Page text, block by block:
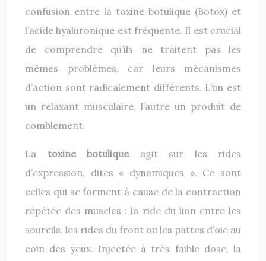
confusion entre la toxine botulique (Botox) et
l’acide hyaluronique est fréquente. Il est crucial
de comprendre qu’ils ne traitent pas les
mêmes problèmes, car leurs mécanismes
d’action sont radicalement différents. L’un est
un relaxant musculaire, l’autre un produit de
comblement.
La toxine botulique agit sur les rides
d’expression, dites « dynamiques ». Ce sont
celles qui se forment à cause de la contraction
répétée des muscles : la ride du lion entre les
sourcils, les rides du front ou les pattes d’oie au
coin des yeux. Injectée à très faible dose, la